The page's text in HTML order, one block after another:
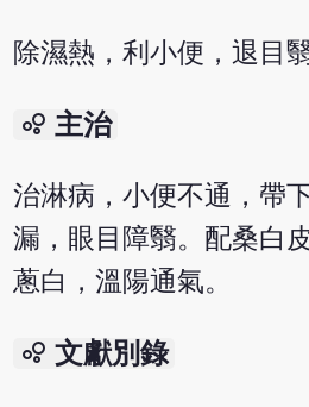
除濕熱，利小便，退目翳
bubble_chart 主治
治淋病，小便不通，帶
漏，眼目障翳。配桑白
蔥白，溫陽通氣。
bubble_chart 文獻別錄